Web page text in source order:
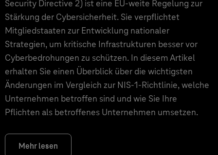
Security Directive 2) ist eine EU-weite Regelung zur
Stärkung der Cybersicherheit. Sie verpflichtet
Mitgliedstaaten zur Entwicklung nationaler
Strategien, um kritische Infrastrukturen besser vor
Cyberbedrohungen zu schützen. In diesem Artikel
erhalten Sie einen Überblick über die wichtigsten
Änderungen im Vergleich zur NIS-1-Richtlinie, welche
Unternehmen betroffen sind und wie Sie Ihre
Pflichten als betroffenes Unternehmen umsetzen.
Mehr lesen